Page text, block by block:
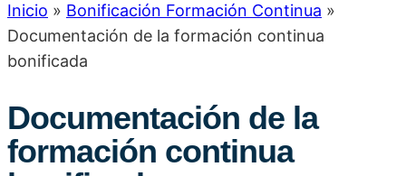
Inicio » Bonificación Formación Continua »
Documentación de la formación continua
bonificada
Documentación de la
formación continua